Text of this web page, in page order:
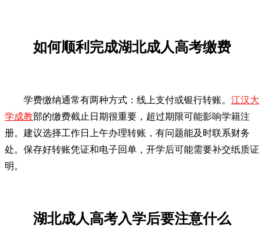
如何顺利完成湖北成人高考缴费
学费缴纳通常有两种方式：线上支付或银行转账。 江汉大
学成教部的缴费截止日期很重要，超过期限可能影响学籍注
册。建议选择工作日上午办理转账，有问题能及时联系财务
处。保存好转账凭证和电子回单，开学后可能需要补交纸质证
明。
湖北成人高考入学后要注意什么